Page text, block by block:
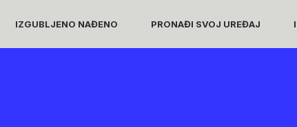
IZGUBLJENO NAĐENO PRONAĐI SVOJ UREĐAJ